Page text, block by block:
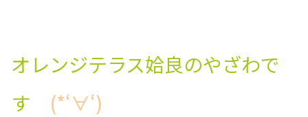
オレンジテラス姶良のやざわで
す (*‘∀‘)